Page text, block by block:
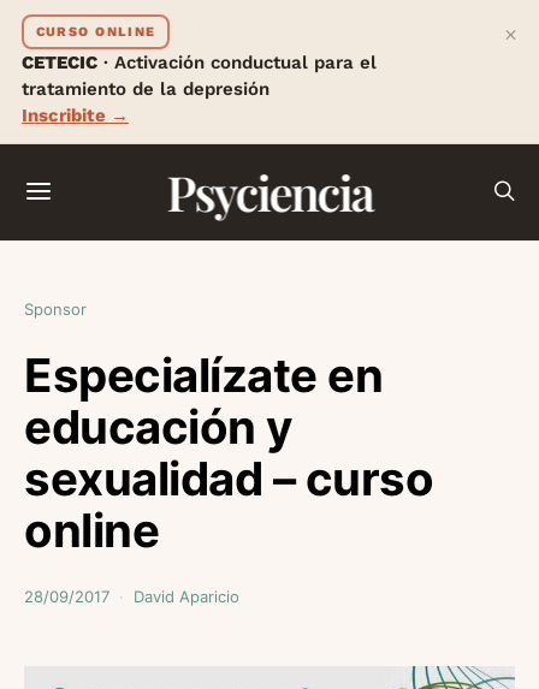
CURSO ONLINE
CETECIC · Activación conductual para el
tratamiento de la depresión
Inscribite →
×
Psyciencia
Sponsor
Especialízate en
educación y
sexualidad – curso
online
28/09/2017 David Aparicio